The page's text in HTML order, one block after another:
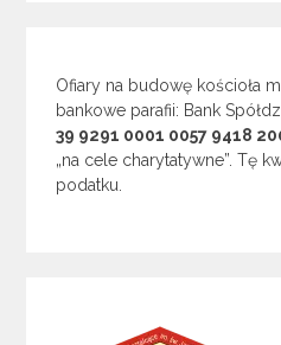
Ofiary na budowę kościoła
bankowe parafii: Bank
39 9291 0001 0057 9418
„na cele charytatywne”. Tę
podatku.